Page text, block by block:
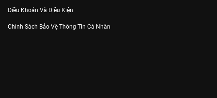
Điều Khoản Và Điều Kiện
Chính Sách Bảo Vệ Thông Tin Cá Nhân